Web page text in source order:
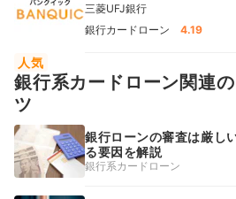
三菱UFJ銀行
銀行カードローン
4.19
人気
銀行系カードローン関連
ツ
銀行ローンの審査は厳し
る要因を解説
銀行系カードローン